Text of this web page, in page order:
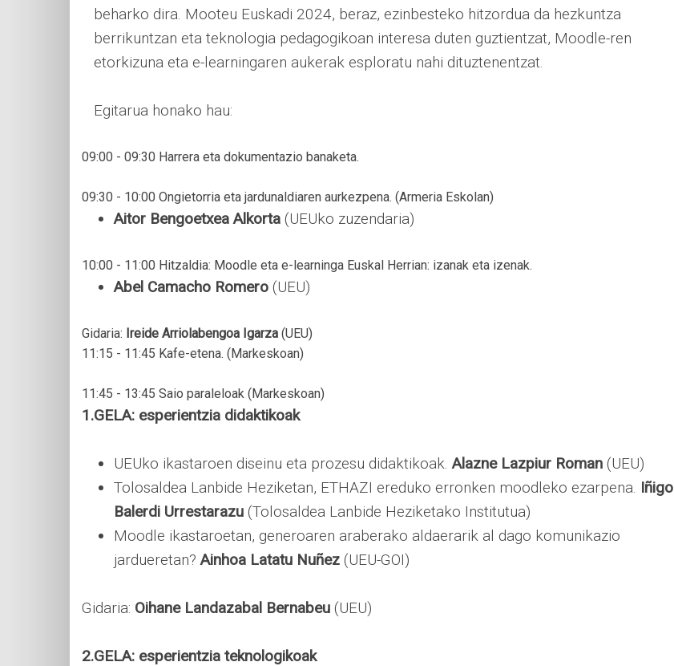
beharko dira. Mooteu Euskadi 2024, beraz, ezinbesteko hitzordua da hezkuntza
berrikuntzan eta teknologia pedagogikoan interesa duten guztientzat, Moodle-ren
etorkizuna eta e-learningaren aukerak esploratu nahi dituztenentzat.
Egitarua honako hau:
09:00 - 09:30 Harrera eta dokumentazio banaketa.
09:30 - 10:00 Ongietorria eta jardunaldiaren aurkezpena. (Armeria Eskolan)
Aitor Bengoetxea Alkorta (UEUko zuzendaria)
10:00 - 11:00 Hitzaldia: Moodle eta e-learninga Euskal Herrian: izanak eta izenak.
Abel Camacho Romero (UEU)
Gidaria: Ireide Arriolabengoa Igarza (UEU)
11:15 - 11:45 Kafe-etena. (Markeskoan)
11:45 - 13:45 Saio paraleloak (Markeskoan)
1.GELA: esperientzia didaktikoak
UEUko ikastaroen diseinu eta prozesu didaktikoak.Alazne Lazpiur Roman (UEU)
Tolosaldea Lanbide Heziketan, ETHAZI ereduko erronken moodleko ezarpena. Iñigo
Balerdi Urrestarazu (Tolosaldea Lanbide Heziketako Institutua)
Moodle ikastaroetan, generoaren araberako aldaerarik al dago komunikazio
jardueretan?Ainhoa Latatu Nuñez (UEU-GOI)
Gidaria: Oihane Landazabal Bernabeu (UEU)
2.GELA: esperientzia teknologikoak